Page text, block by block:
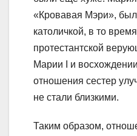
«Кровавая Мэри»,
католичкой, в то
протестантской
Марии I и
отношения сестер
не стали близкими.
Таким образом,